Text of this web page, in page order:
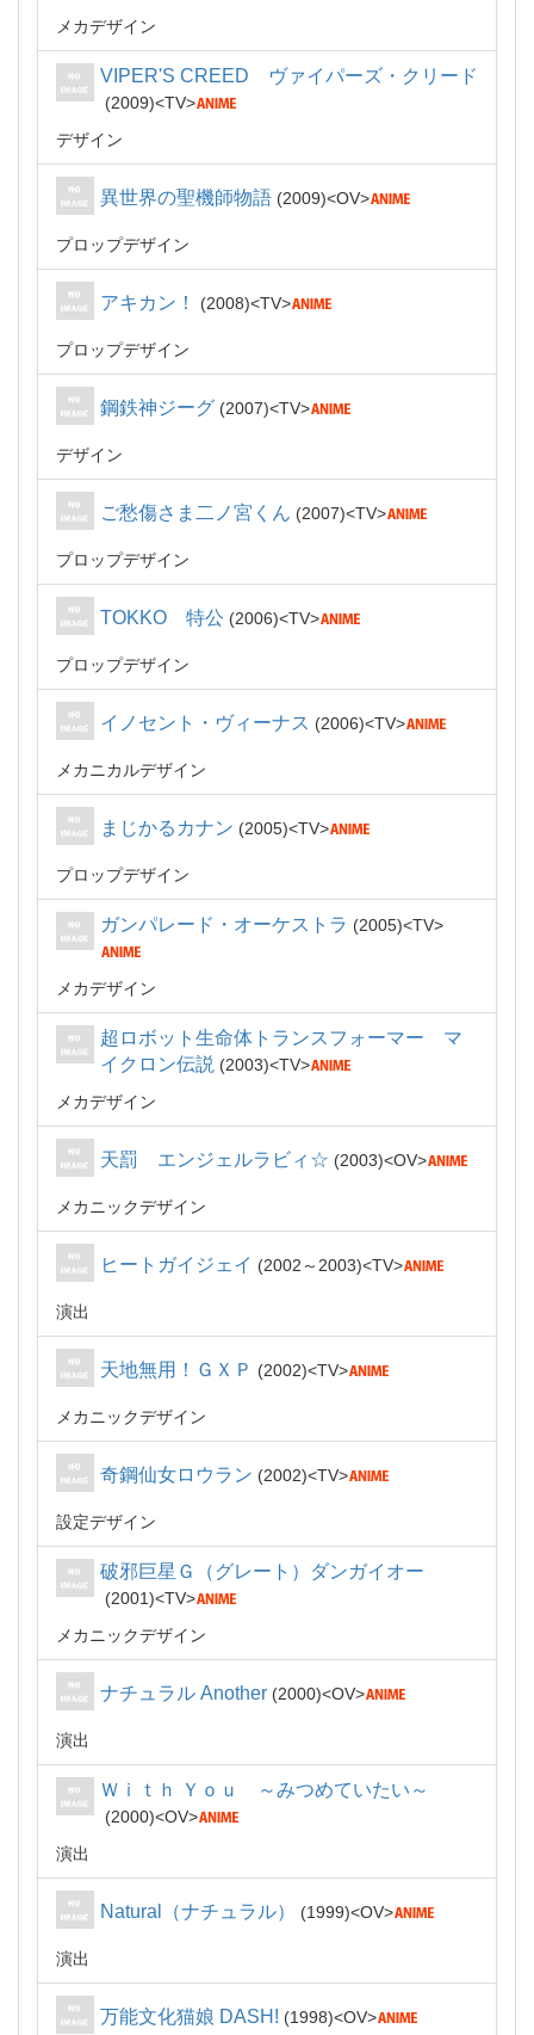
メカデザイン
VIPER'S CREED ヴァイパーズ・クリード
2009
TV
デザイン
異世界の聖機師物語 2009 OV
プロップデザイン
アキカン！ 2008 TV
プロップデザイン
鋼鉄神ジーグ 2007 TV
デザイン
ご愁傷さま二ノ宮くん 2007 TV
プロップデザイン
TOKKO 特公 2006 TV
プロップデザイン
イノセント・ヴィーナス 2006 TV
メカニカルデザイン
まじかるカナン 2005 TV
プロップデザイン
ガンパレード・オーケストラ 2005 TV
メカデザイン
超ロボット生命体トランスフォーマー マ
イクロン伝説
2003
TV
メカデザイン
天罰 エンジェルラビィ☆ 2003 OV
メカニックデザイン
ヒートガイジェイ 2002～2003 TV
演出
天地無用！ＧＸＰ 2002 TV
メカニックデザイン
奇鋼仙女ロウラン 2002 TV
設定デザイン
破邪巨星Ｇ（グレート）ダンガイオー
2001
TV
メカニックデザイン
ナチュラル Another 2000 OV
演出
Ｗｉｔｈ Ｙｏｕ ～みつめていたい～
2000
OV
演出
Natural（ナチュラル） 1999 OV
演出
万能文化猫娘 DASH! 1998 OV